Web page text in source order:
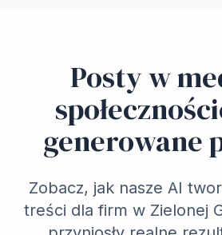
Posty w
generowane
Zobacz, jak nasze AI
treści dla firm w Zielonej